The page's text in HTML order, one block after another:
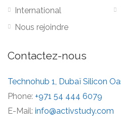
International
Nous rejoindre
Contactez-nous
Technohub 1, Dubaï Silicon
Phone: +971 54 444 6079
E-Mail: info@activstudy.com